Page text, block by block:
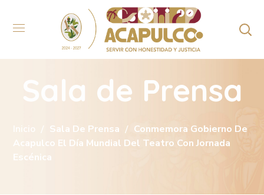
Sala de Prensa
Inicio Sala De Prensa
Conmemora Gobierno De
Acapulco El Día Mundial Del Teatro Con Jornada
Escénica